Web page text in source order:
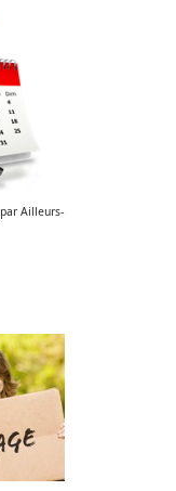
Ailleurs-